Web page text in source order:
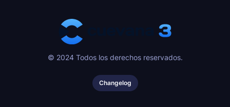
© 2024 Todos los derechos reservados.
Changelog